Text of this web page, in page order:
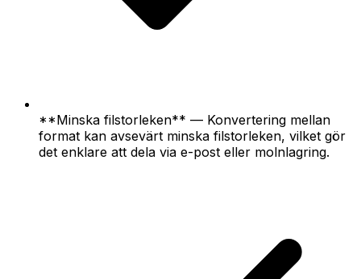
**Minska filstorleken** — Konvertering mellan
format kan avsevärt minska filstorleken, vilket gör
det enklare att dela via e-post eller molnlagring.